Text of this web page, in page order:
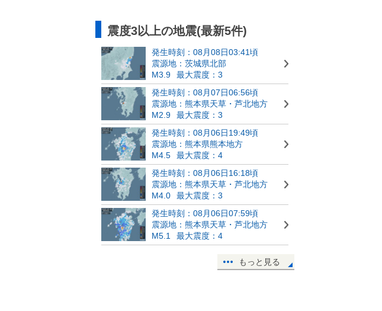
震度3以上の地震(最新5件)
発生時刻：08月08日03:41頃
震源地：茨城県北部
M3.9
最大震度：3
発生時刻：08月07日06:56頃
震源地：熊本県天草・芦北地方
M2.9
最大震度：3
発生時刻：08月06日19:49頃
震源地：熊本県熊本地方
M4.5
最大震度：4
発生時刻：08月06日16:18頃
震源地：熊本県天草・芦北地方
M4.0
最大震度：3
発生時刻：08月06日07:59頃
震源地：熊本県天草・芦北地方
M5.1
最大震度：4
もっと見る